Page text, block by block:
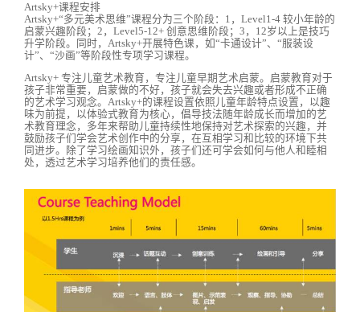
Artsky+课程安排
Artsky+“多元美术思维”课程分为三个阶段：1，Level1-4 较小年龄的
启蒙兴趣阶段；2，Level5-12+ 创意思维阶段；3，12岁以上是技巧
升学阶段。同时，Artsky+开展特色课，如“卡通设计”、“服装设
计”、“沙画”等阶段性专项学习课程。
Artsky+ 专注儿童艺术教育，专注儿童早期艺术启蒙。启蒙教育对于
孩子非常重要，启蒙做的不好，孩子就会失去兴趣或者形成不正确
的艺术学习观念。Artsky+的课程设置依照儿童年龄特点设置，以趣
味为前提，以体验式教育为核心，倡导技法随年龄成长而增加的艺
术教育理念，多年来帮助儿童持续性地保持对艺术探索的兴趣，并
鼓励孩子们学会艺术创作中的分享，在互相学习和比较的环境下共
同进步。除了学习绘画知识外，孩子们还可学会如何与他人和睦相
处，透过艺术学习培养他们的责任感。